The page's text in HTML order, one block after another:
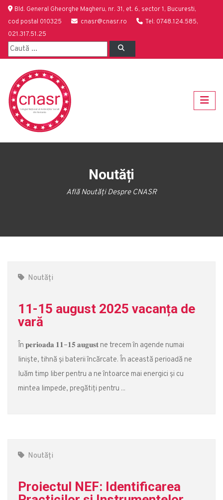
Bld. General Gheorghe Magheru, nr. 31, et. 6, sector 1, Bucuresti,
cod postal 010325
cnasr@cnasr.ro
Tel: 0748.124.585,
021.317.51.25
Noutăți
Află Noutăți Despre CNASR
Noutăți
11-15 august 2025 vacanța de
vară
În 𝐩𝐞𝐫𝐢𝐨𝐚𝐝𝐚 𝟏𝟏–𝟏𝟓 𝐚𝐮𝐠𝐮𝐬𝐭 ne trecem în agende numai
liniște, tihnă și baterii încărcate. În această perioadă ne
luăm timp liber pentru a ne întoarce mai energici și cu
mintea limpede, pregătiți pentru ...
Noutăți
Proiectul NEF: Identificarea